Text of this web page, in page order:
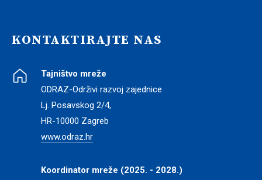
KONTAKTIRAJTE NAS
Tajništvo mreže
ODRAZ-Održivi razvoj zajednice
Lj. Posavskog 2/4,
HR-10000 Zagreb
www.odraz.hr
Koordinator mreže (2025. - 2028.)